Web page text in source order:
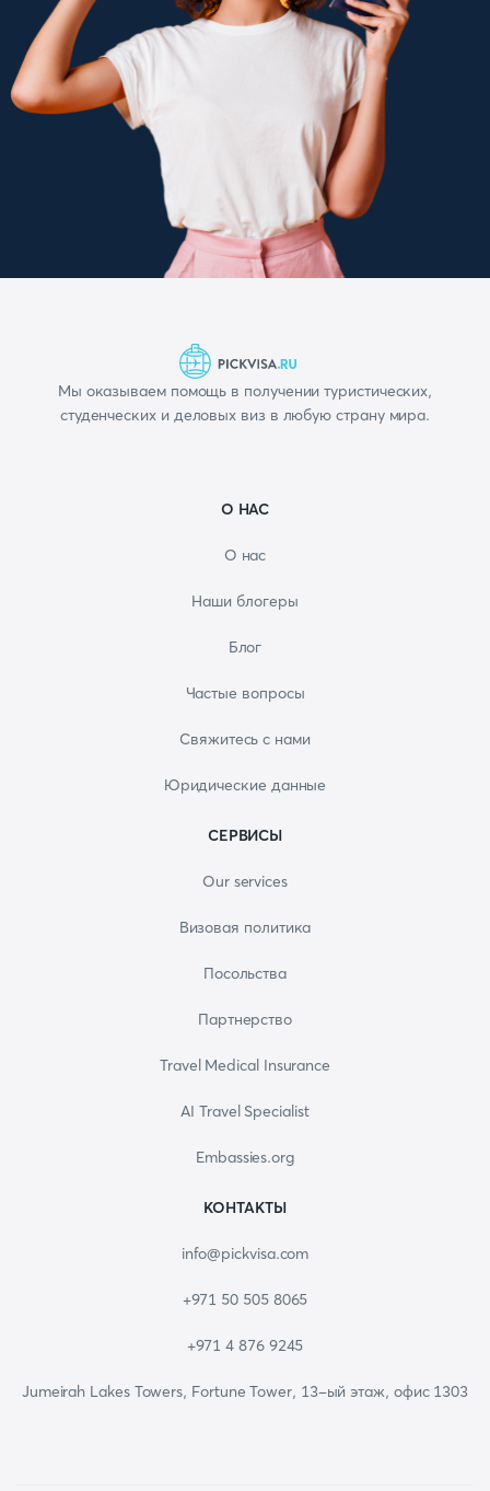
Мы оказываем помощь в получении туристических,
студенческих и деловых виз в любую страну мира.
О НАС
О нас
Наши блогеры
Блог
Частые вопросы
Свяжитесь с нами
Юридические данные
СЕРВИСЫ
Our services
Визовая политика
Посольства
Партнерство
Travel Medical Insurance
AI Travel Specialist
Embassies.org
КОНТАКТЫ
info@pickvisa.com
+971 50 505 8065
+971 4 876 9245
Jumeirah Lakes Towers, Fortune Tower, 13-ый этаж, офис 1303